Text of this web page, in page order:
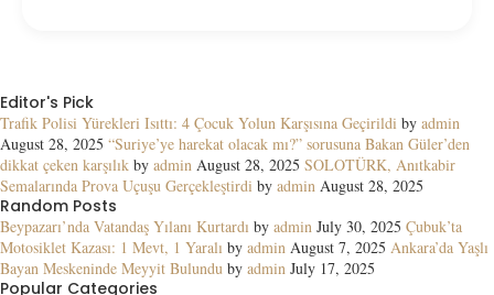
Editor's Pick
Trafik Polisi Yürekleri Isıttı: 4 Çocuk Yolun Karşısına Geçirildi by admin
August 28, 2025 “Suriye’ye harekat olacak mı?” sorusuna Bakan Güler’den
dikkat çeken karşılık by admin August 28, 2025 SOLOTÜRK, Anıtkabir
Semalarında Prova Uçuşu Gerçekleştirdi by admin August 28, 2025
Random Posts
Beypazarı’nda Vatandaş Yılanı Kurtardı by admin July 30, 2025 Çubuk’ta
Motosiklet Kazası: 1 Mevt, 1 Yaralı by admin August 7, 2025 Ankara’da Yaşlı
Bayan Meskeninde Meyyit Bulundu by admin July 17, 2025
Popular Categories